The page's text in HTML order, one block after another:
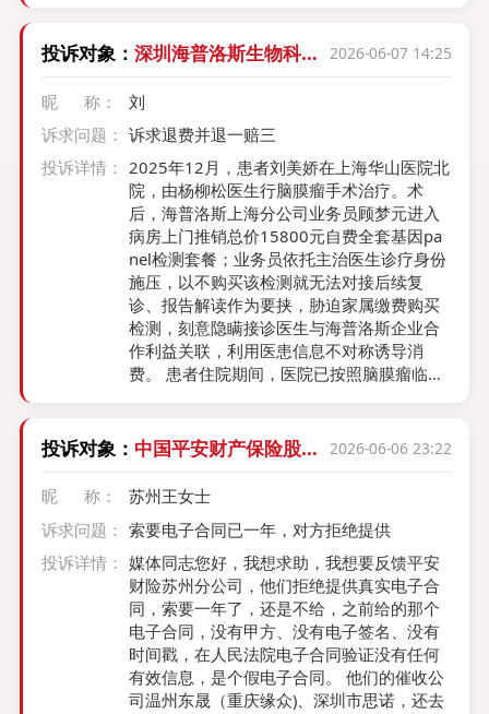
实施的监管要求,违反个人信息保护法第15
条,第23条 微众银行违反了2026年催收新规
违反2026金融部门的监管要求，M1，M2，
就是60天之内不能委外催收，微众银行无视
监管规定，在我只逾期一天后就发来这样的
信息，坚决要求解释。 而在2026年5月8
号，我也明确致微众银行官方号码，撤回我
的个人信息第三方授权 但在今天2026年6月
8号，我接到微众银行第三方催收的短信 根
据中国银行业协会《金融机构个人消费类贷
款催收工作指引（试行）》第二十一条、第
二十二条、第三十一条，以及国家金融监督
管理总局2026年3月10日起执行的监管要
求：持牌消费金融公司／银行对逾期60天以
内的贷款，严禁委托第三方催收，必须自营
于此前通过微众银行渠道正式撤回个人信息
授权及第三方催收相关同意，依据《中华人
民共和国个人信息保护法》第十五条规定，
个人有权随时撤回同意，撤回后个人信息处
理行为应当立即停止。 撤回个人信息授权
后，微众银行仍委托第三方催收，已涉嫌违
法 一、法律依据（核心） - 《个人信息保护
法》第15条 基于个人同意处理信息的，你有
权随时撤回同意，银行必须提供便捷撤回方
式。 撤回后，银行不得再向第三方提供你的
信息、不得继续委托第三方催收。 - 《个人
信息保护法》第23条 银行向第三方（催收公
投诉对象： 深圳海普洛斯生物科技
2026-06-07 14:25
昵 称：
刘
诉求问题： 诉求退费并退一赔三
投诉详情： 2025年12月，患者刘美娇在上海华山医院北
院，由杨柳松医生行脑膜瘤手术治疗。术
后，海普洛斯上海分公司业务员顾梦元进入
病房上门推销总价15800元自费全套基因pa
nel检测套餐；业务员依托主治医生诊疗身份
施压，以不购买该检测就无法对接后续复
诊、报告解读作为要挟，胁迫家属缴费购买
检测，刻意隐瞒接诊医生与海普洛斯企业合
作利益关联，利用医患信息不对称诱导消
费。 患者住院期间，医院已按照脑膜瘤临床
全满足病理分型、放化疗方案制定全部临床
诊疗需求。但海普洛斯与接诊医生刻意隐瞒
院内已做完关键项目的客观事实，未提前告
知套餐内CDKN2A/B、TERT和院内检验项目
完全重复、化验结论一致；套餐内剩余NF
2、TMB、PD-L1等项目不在脑膜瘤临床指南
必查目录，不属于当期治病刚需检查，全部
为溢价增收的非必要项目。 该公司捆绑售卖
重复检测、非必需高价检测，隐瞒关键消费
信息、借助医师诊疗权限胁迫消费，主观故
意误导消费者付费，符合《消费者权益保护
法》第五十五条欺诈情形。 维权诉求：1、
投诉对象： 中国平安财产保险股份
2026-06-06 23:22
昵 称：
苏州王女士
诉求问题： 索要电子合同已一年，对方拒绝提供
投诉详情： 媒体同志您好，我想求助，我想要反馈平安
财险苏州分公司，他们拒绝提供真实电子合
同，索要一年了，还是不给，之前给的那个
电子合同，没有甲方、没有电子签名、没有
时间戳，在人民法院电子合同验证没有任何
有效信息，是个假电子合同。 他们的催收公
司温州东晟（重庆缘众)、深圳市思诺，还去